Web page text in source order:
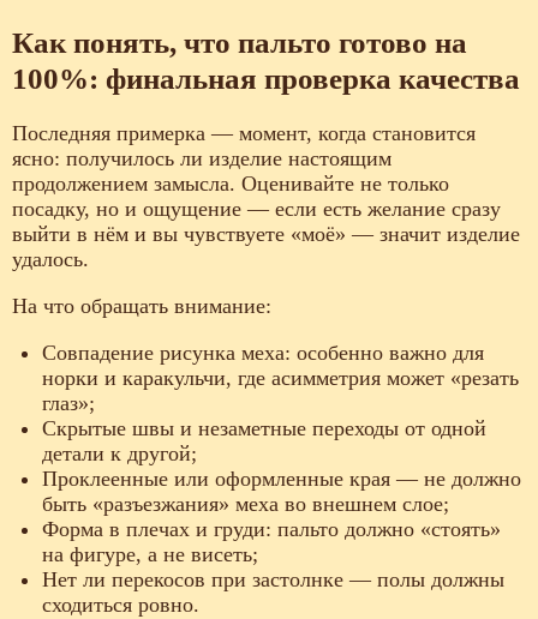
Как понять, что пальто готово на
100%: финальная проверка качества
Последняя примерка — момент, когда становится
ясно: получилось ли изделие настоящим
продолжением замысла. Оценивайте не только
посадку, но и ощущение — если есть желание сразу
выйти в нём и вы чувствуете «моё» — значит изделие
удалось.
На что обращать внимание:
Совпадение рисунка меха: особенно важно для
норки и каракульчи, где асимметрия может «резать
глаз»;
Скрытые швы и незаметные переходы от одной
детали к другой;
Проклеенные или оформленные края — не должно
быть «разъезжания» меха во внешнем слое;
Форма в плечах и груди: пальто должно «стоять»
на фигуре, а не висеть;
Нет ли перекосов при застолнке — полы должны
сходиться ровно.